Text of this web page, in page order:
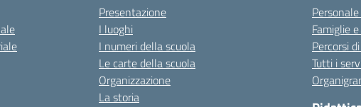
Presentazione
I luoghi
I numeri della scuola
Le carte della scuola
Organizzazione
La storia
Famiglie
Percorsi
Tutti i